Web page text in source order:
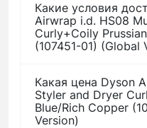
Какие условия
Airwrap i.d. HS08
Curly+Coily
(107451-01) (Global
Какая цена Dyson
Styler and Dryer
Blue/Rich Copper
Version)